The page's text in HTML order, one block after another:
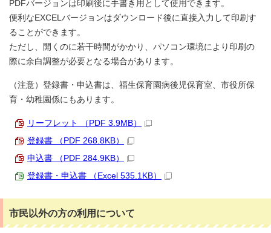
PDFバージョンは印刷後に手書き用として使用できます。
便利なEXCELバージョンはダウンロード後に直接入力して印刷す
ることができます。
ただし、開くのに若干時間がかかり、パソコン環境により印刷の
際に余白調整が必要となる場合があります。
（注意）登録書・申込書は、福生保育園病後児保育室、市役所保
育・幼稚園係にもあります。
リーフレット （PDF 3.9MB）
登録書 （PDF 268.8KB）
申込書 （PDF 284.9KB）
登録書・申込書 （Excel 535.1KB）
市民以外の方の利用について